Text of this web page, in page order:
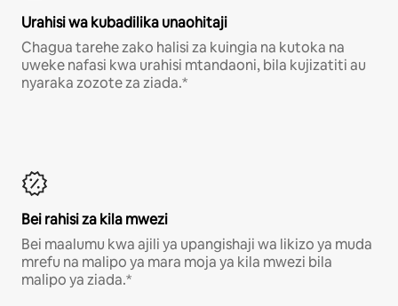
Urahisi wa kubadilika unaohitaji
Chagua tarehe zako halisi za kuingia na kutoka na
uweke nafasi kwa urahisi mtandaoni, bila kujizatiti au
nyaraka zozote za ziada.*
Bei rahisi za kila mwezi
Bei maalumu kwa ajili ya upangishaji wa likizo ya muda
mrefu na malipo ya mara moja ya kila mwezi bila
malipo ya ziada.*